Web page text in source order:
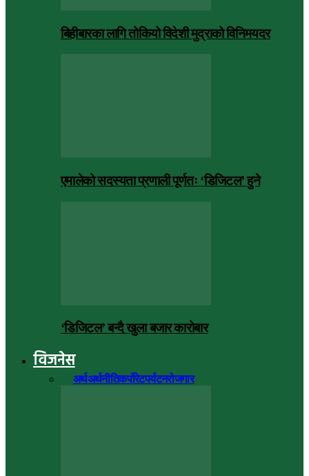
बिहीबारका लागि तोकियो विदेशी मुद्राको विनिमयदर
एमालेको सदस्यता प्रणाली पूर्णतः ‘डिजिटल’ हुने
‘डिजिटल’ बन्दै खुला बजार कारोबार
विजनेस
अर्थअर्थनीतिकर्पोरेटपर्यटनरोजगार